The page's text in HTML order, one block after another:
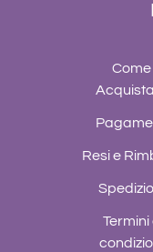
Come
Resi e
Termini